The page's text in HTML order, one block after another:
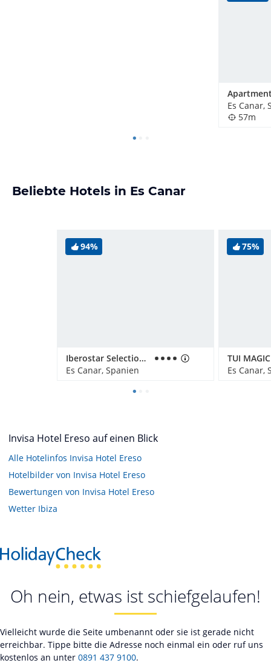
Es Canar,
57m
Beliebte Hotels in Es Canar
94%
Iberostar Selection Santa Eulalia Ibiza
Es Canar, Spanien
75%
Es Canar,
Invisa Hotel Ereso auf einen Blick
Alle Hotelinfos Invisa Hotel Ereso
Hotelbilder von Invisa Hotel Ereso
Bewertungen von Invisa Hotel Ereso
Wetter Ibiza
Oh nein, etwas ist schiefgelaufen!
Vielleicht wurde die Seite umbenannt oder sie ist gerade nicht
erreichbar. Tippe bitte die Adresse noch einmal ein oder ruf uns
kostenlos an unter 0891 437 9100.